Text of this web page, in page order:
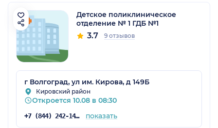
Детское поликлиническое
отделение № 1 ГДБ №1
3.7 9 отзывов
г Волгоград, ул им. Кирова, д 149Б
Кировский район
Откроется 10.08 в 08:30
+7 (844) 242-14-14 показать